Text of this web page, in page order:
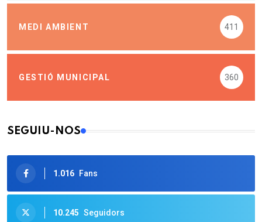
MEDI AMBIENT 411
GESTIÓ MUNICIPAL 360
SEGUIU-NOS
1.016 Fans
10.245 Seguidors